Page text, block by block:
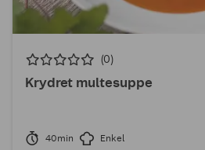
(0)
Krydret multesuppe
40min Enkel